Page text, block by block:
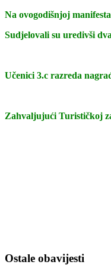
Na ovogodišnjoj
Sudjelovali su uredivši
Učenici 3.c razreda
Zahvaljujući Turističkoj
Ostale obavijesti